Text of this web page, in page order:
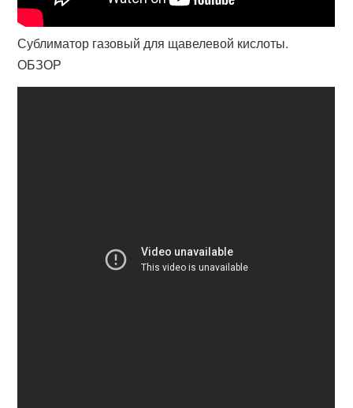
Сублиматор газовый для щавелевой кислоты.
ОБЗОР